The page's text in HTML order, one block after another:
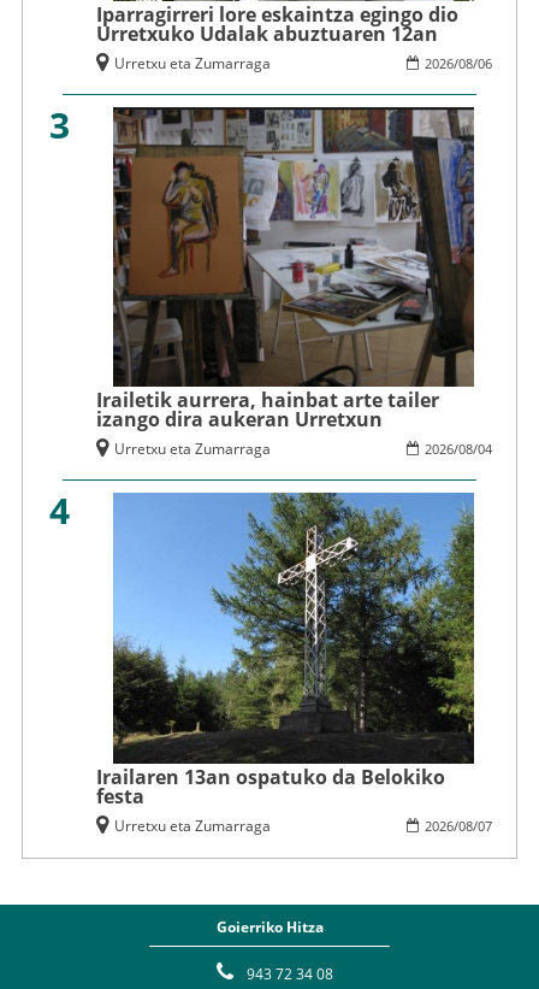
Iparragirreri lore eskaintza egingo dio
Urretxuko Udalak abuztuaren 12an
2026/08/06
Urretxu eta Zumarraga
3
Irailetik aurrera, hainbat arte tailer
izango dira aukeran Urretxun
2026/08/04
Urretxu eta Zumarraga
4
Irailaren 13an ospatuko da Belokiko
festa
2026/08/07
Urretxu eta Zumarraga
Goierriko Hitza
943 72 34 08